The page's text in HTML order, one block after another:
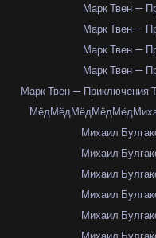
Марк Твен —
Марк Твен —
Марк Твен —
Марк Твен —
Марк Твен — Приключения
МёдМёдМёдМёдМёд
Михаил
Михаил
Михаил
Михаил
Михаил